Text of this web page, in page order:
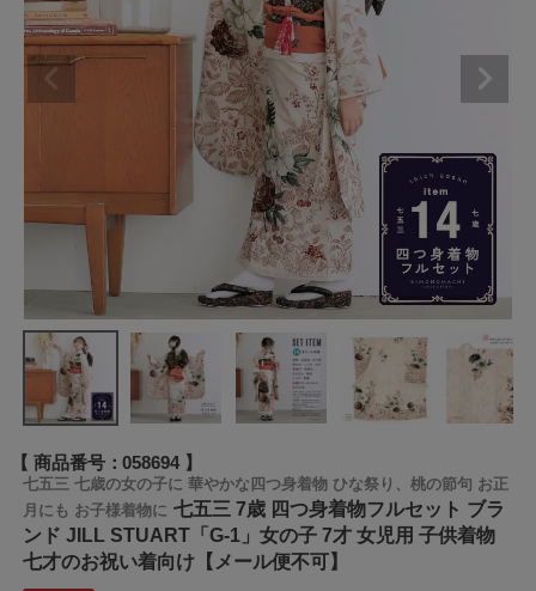
商品番号 058694
七五三 七歳の女の子に 華やかな四つ身着物 ひな祭り、桃の節句 お正
月にも お子様着物に 七五三 7歳 四つ身着物フルセット ブラ
ンド JILL STUART「G-1」女の子 7才 女児用 子供着物
七才のお祝い着向け【メール便不可】